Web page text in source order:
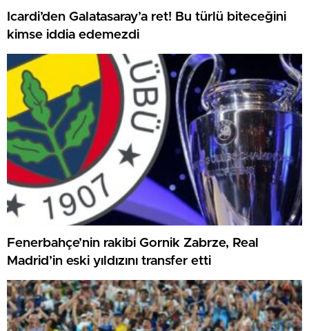
Icardi’den Galatasaray’a ret! Bu türlü biteceğini
kimse iddia edemezdi
Fenerbahçe’nin rakibi Gornik Zabrze, Real
Madrid’in eski yıldızını transfer etti